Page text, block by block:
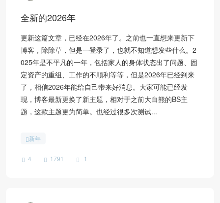
全新的2026年
更新这篇文章，已经在2026年了。之前也一直想来更新下
博客，除除草，但是一登录了，也就不知道想发些什么。2
025年是不平凡的一年，包括家人的身体状态出了问题、固
定资产的重组、工作的不顺利等等，但是2026年已经到来
了，相信2026年能给自己带来好消息。大家可能已经发
现，博客最新更换了新主题，相对于之前大白熊的BS主
题，这款主题更为简单。也经过很多次测试...
新年
4 1791 1